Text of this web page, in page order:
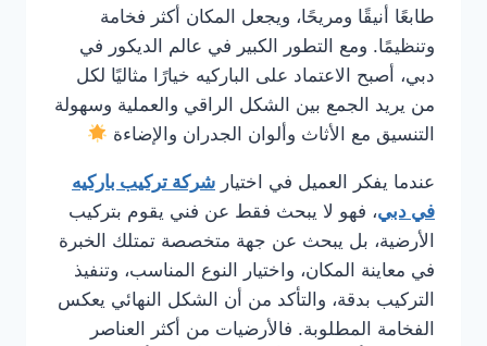
طابعًا أنيقًا ومريحًا، ويجعل المكان أكثر فخامة
وتنظيمًا. ومع التطور الكبير في عالم الديكور في
دبي، أصبح الاعتماد على الباركيه خيارًا مثاليًا لكل
من يريد الجمع بين الشكل الراقي والعملية وسهولة
التنسيق مع الأثاث وألوان الجدران والإضاءة
عندما يفكر العميل في اختيار شركة تركيب باركيه
في دبي، فهو لا يبحث فقط عن فني يقوم بتركيب
الأرضية، بل يبحث عن جهة متخصصة تمتلك الخبرة
في معاينة المكان، واختيار النوع المناسب، وتنفيذ
التركيب بدقة، والتأكد من أن الشكل النهائي يعكس
الفخامة المطلوبة. فالأرضيات من أكثر العناصر